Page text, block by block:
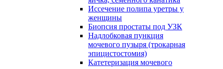
Иссечение полипа уретры у
женщины
Биопсия простаты под УЗК
Надлобковая пункция
мочевого пузыря (трокарная
эпицистостомия)
Катетеризация мочевого